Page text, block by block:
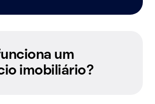
um
imobiliário?